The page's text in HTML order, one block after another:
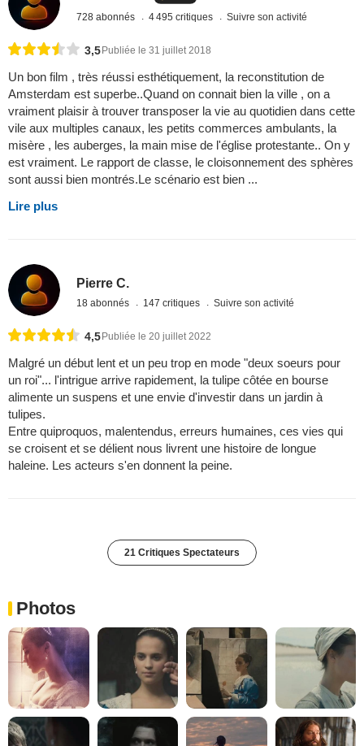
728 abonnés 4 495 critiques Suivre son activité
3,5 Publiée le 31 juillet 2018
Un bon film , très réussi esthétiquement, la reconstitution de
Amsterdam est superbe..Quand on connait bien la ville , on a
vraiment plaisir à trouver transposer la vie au quotidien dans cette
vile aux multiples canaux, les petits commerces ambulants, la
misère , les auberges, la main mise de l'église protestante.. On y
est vraiment. Le rapport de classe, le cloisonnement des sphères
sont aussi bien montrés.Le scénario est bien ...
Lire plus
Pierre C.
18 abonnés 147 critiques Suivre son activité
4,5 Publiée le 20 juillet 2022
Malgré un début lent et un peu trop en mode "deux soeurs pour
un roi"... l'intrigue arrive rapidement, la tulipe côtée en bourse
alimente un suspens et une envie d'investir dans un jardin à
tulipes.
Entre quiproquos, malentendus, erreurs humaines, ces vies qui
se croisent et se délient nous livrent une histoire de longue
haleine. Les acteurs s'en donnent la peine.
21 Critiques Spectateurs
Photos